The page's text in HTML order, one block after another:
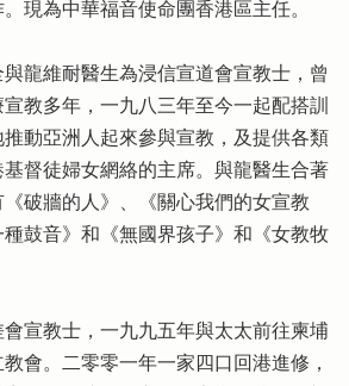
現為中華福音使命團香港區主任。
龍維耐醫生為浸信宣道會宣教士，曾
教多年，一九八三年至今一起配搭訓
動亞洲人起來參與宣教，及提供各類
督徒婦女網絡的主席。與龍醫生合著
破牆的人》、《關心我們的女宣教
鼓音》和《無國界孩子》和《女教牧
宣教士，一九九五年與太太前往柬埔
會。二零零一年一家四口回港進修，